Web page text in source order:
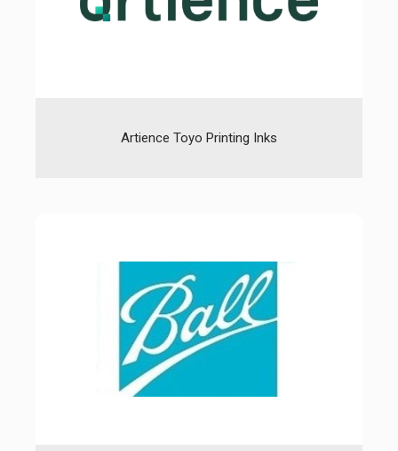
Artience Toyo Printing Inks